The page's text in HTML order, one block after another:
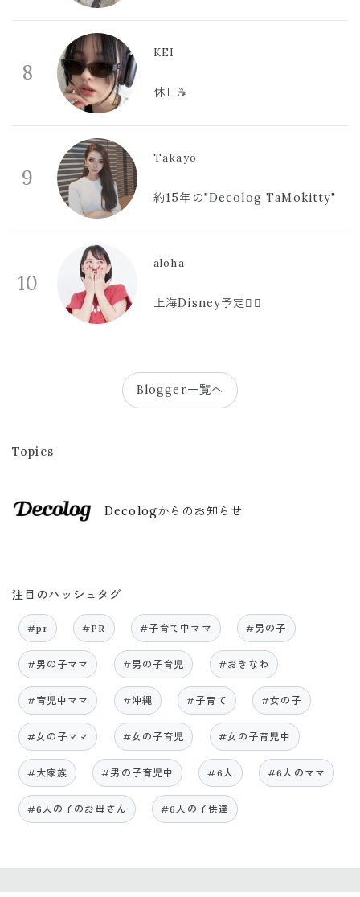
8
KEI
休日☕️
9
Takayo
約15年の"Decolog TaMokitty"
10
aloha
上海Disney予定🫪🩷
Blogger一覧へ
Topics
Decologからのお知らせ
注目のハッシュタグ
#pr #PR #子育て中ママ #男の子
#男の子ママ #男の子育児 #おきなわ
#育児中ママ #沖縄 #子育て #女の子
#女の子ママ #女の子育児 #女の子育児中
#大家族 #男の子育児中 #6人 #6人のママ
#6人の子のお母さん #6人の子供達